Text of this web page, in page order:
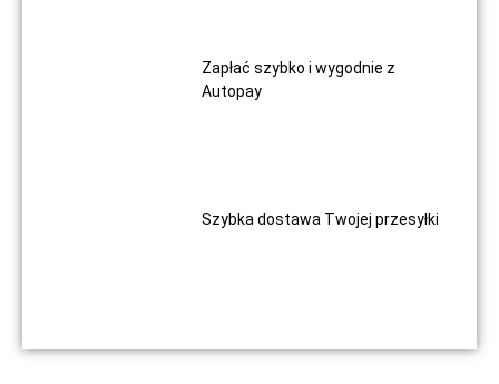
Zapłać szybko i wygodnie z
Autopay
Szybka dostawa Twojej przesyłki